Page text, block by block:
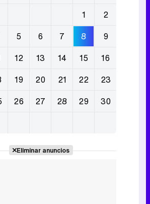
1
2
5 6 7 8
9
12 13 14 15
16
19 20 21 22
23
26 27 28 29
30
Eliminar anuncios